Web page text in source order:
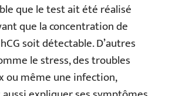
que le test ait été réalisé
que la concentration de
soit détectable. D’autres
le stress, des troubles
ou même une infection,